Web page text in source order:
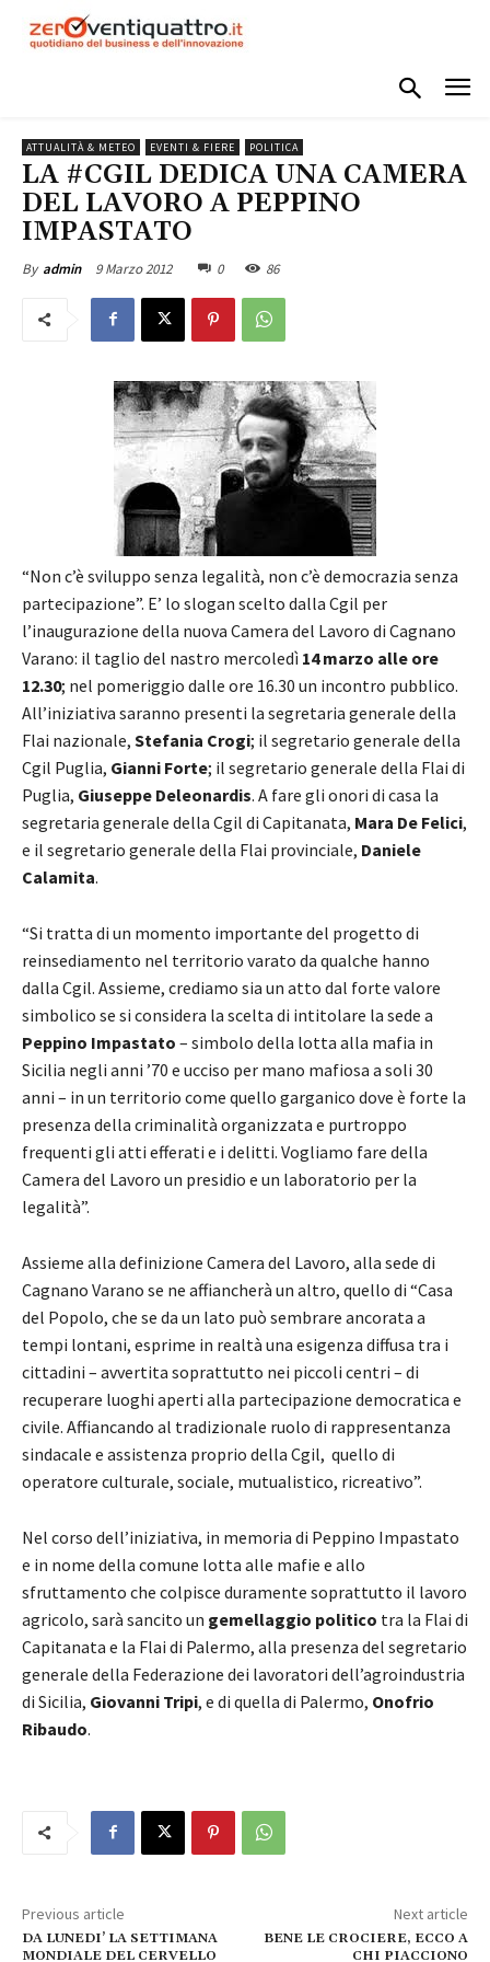
ATTUALITÀ & METEO EVENTI & FIERE POLITICA
LA #CGIL DEDICA UNA CAMERA
DEL LAVORO A PEPPINO
IMPASTATO
By admin 9 Marzo 2012 0 86
“Non c’è sviluppo senza legalità, non c’è democrazia senza
partecipazione”. E’ lo slogan scelto dalla Cgil per
l’inaugurazione della nuova Camera del Lavoro di Cagnano
Varano: il taglio del nastro mercoledì 14 marzo alle ore
12.30; nel pomeriggio dalle ore 16.30 un incontro pubblico.
All’iniziativa saranno presenti la segretaria generale della
Flai nazionale, Stefania Crogi; il segretario generale della
Cgil Puglia, Gianni Forte; il segretario generale della Flai di
Puglia, Giuseppe Deleonardis. A fare gli onori di casa la
segretaria generale della Cgil di Capitanata, Mara De Felici,
e il segretario generale della Flai provinciale, Daniele
Calamita.
“Si tratta di un momento importante del progetto di
reinsediamento nel territorio varato da qualche hanno
dalla Cgil. Assieme, crediamo sia un atto dal forte valore
simbolico se si considera la scelta di intitolare la sede a
Peppino Impastato – simbolo della lotta alla mafia in
Sicilia negli anni ’70 e ucciso per mano mafiosa a soli 30
anni – in un territorio come quello garganico dove è forte la
presenza della criminalità organizzata e purtroppo
frequenti gli atti efferati e i delitti. Vogliamo fare della
Camera del Lavoro un presidio e un laboratorio per la
legalità”.
Assieme alla definizione Camera del Lavoro, alla sede di
Cagnano Varano se ne affiancherà un altro, quello di “Casa
del Popolo, che se da un lato può sembrare ancorata a
tempi lontani, esprime in realtà una esigenza diffusa tra i
cittadini – avvertita soprattutto nei piccoli centri – di
recuperare luoghi aperti alla partecipazione democratica e
civile. Affiancando al tradizionale ruolo di rappresentanza
sindacale e assistenza proprio della Cgil, quello di
operatore culturale, sociale, mutualistico, ricreativo”.
Nel corso dell’iniziativa, in memoria di Peppino Impastato
e in nome della comune lotta alle mafie e allo
sfruttamento che colpisce duramente soprattutto il lavoro
agricolo, sarà sancito un gemellaggio politico tra la Flai di
Capitanata e la Flai di Palermo, alla presenza del segretario
generale della Federazione dei lavoratori dell’agroindustria
di Sicilia, Giovanni Tripi, e di quella di Palermo, Onofrio
Ribaudo.
Previous article
DA LUNEDI’ LA SETTIMANA
MONDIALE DEL CERVELLO
Next article
BENE LE CROCIERE, ECCO A
CHI PIACCIONO